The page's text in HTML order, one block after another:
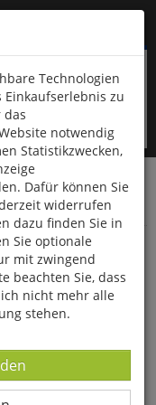
& Haushalt
Technologien
zu
das
notwendig
Statistikzwecken,
Dafür können Sie
widerrufen
dazu finden Sie in
Sie optionale
mit zwingend
beachten Sie, dass
nicht mehr alle
stehen.
-